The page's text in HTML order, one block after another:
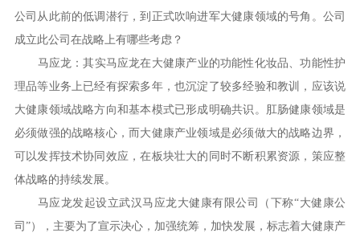
公司从此前的低调潜行，到正式吹响进军大健康领域的号角。公司
成立此公司在战略上有哪些考虑？
马应龙：其实马应龙在大健康产业的功能性化妆品、功能性护
理品等业务上已经有探索多年，也沉淀了较多经验和教训，应该说
大健康领域战略方向和基本模式已形成明确共识。肛肠健康领域是
必须做强的战略核心，而大健康产业领域是必须做大的战略边界，
可以发挥技术协同效应，在板块壮大的同时不断积累资源，策应整
体战略的持续发展。
马应龙发起设立武汉马应龙大健康有限公司（下称“大健康公
司”），主要为了宣示决心，加强统筹，加快发展，标志着大健康产